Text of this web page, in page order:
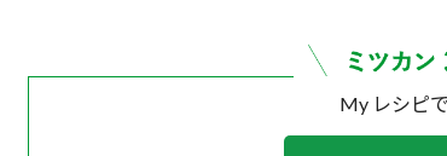
My レシピ